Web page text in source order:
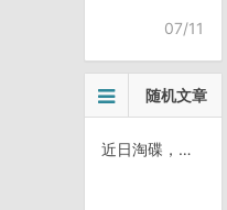
07/11
随机文章
近日淘碟，《杀死比尔I、II》等